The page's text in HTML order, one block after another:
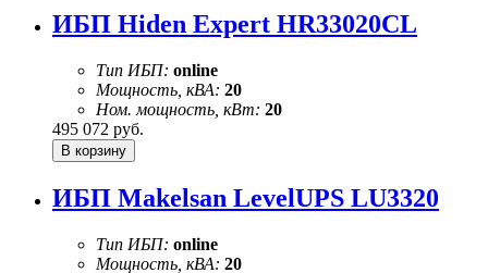
ИБП Hiden Expert HR33020CL
Тип ИБП: online
Мощность, кВА: 20
Ном. мощность, кВт: 20
495 072 руб.
ИБП Makelsan LevelUPS LU3320
Тип ИБП: online
Мощность, кВА: 20